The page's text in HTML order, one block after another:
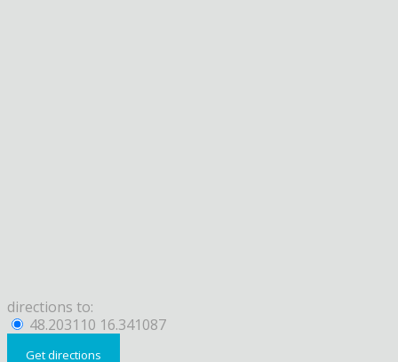
directions to:
48.203110 16.341087